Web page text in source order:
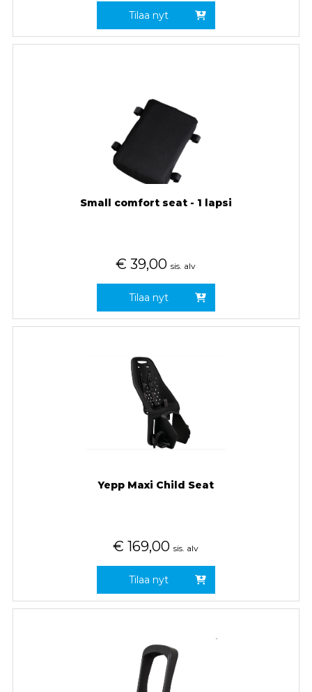
Tilaa nyt
Small comfort seat - 1 lapsi
€ 39,00 sis. alv
Tilaa nyt
Yepp Maxi Child Seat
€ 169,00 sis. alv
Tilaa nyt